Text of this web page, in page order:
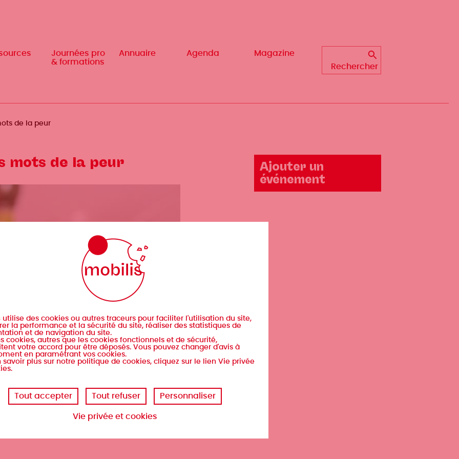
Journées pro
& formations
Annuaire Agenda
Magazine
Rechercher
Journées pro
& formations
Annuaire Agenda
Magazine
Rechercher
de la peur
Ajouter un
événement
mots de la peur
utilise des cookies ou autres traceurs pour faciliter l'utilisation du site,
la performance et la sécurité du site, réaliser des statistiques de
et de navigation du site.
cookies, autres que les cookies fonctionnels et de sécurité,
votre accord pour être déposés. Vous pouvez changer d'avis à
en paramétrant vos cookies.
savoir plus sur notre politique de cookies, cliquez sur le lien Vie privée
Tout accepter Tout refuser Personnaliser
Vie privée et cookies